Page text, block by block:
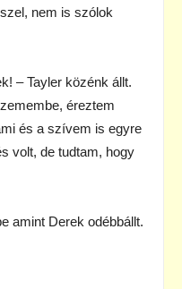
nem is szólok
Tayler közénk állt.
éreztem
és a szívem is egyre
volt, de tudtam, hogy
amint Derek odébbállt.